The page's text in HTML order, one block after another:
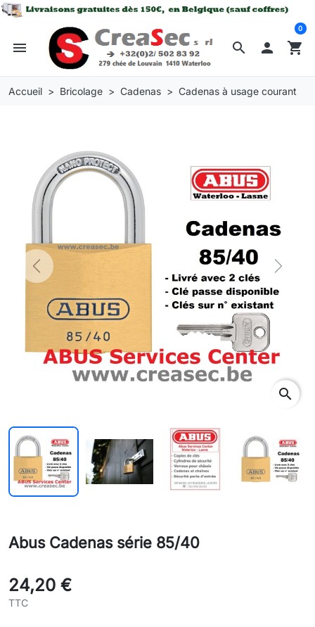
search
menu  shopping_cart
0
Accueil Bricolage Cadenas Cadenas à usage courant
Previous Next
search
Abus Cadenas série 85/40
24,20 €
TTC